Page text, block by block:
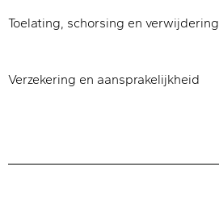
Toelating, schorsing en verwijdering
Verzekering en aansprakelijkheid